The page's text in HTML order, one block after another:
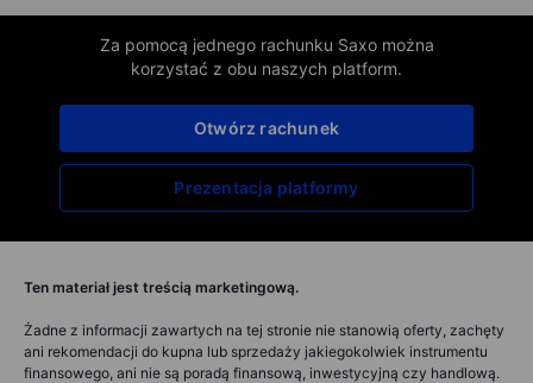
Za pomocą jednego rachunku Saxo można
korzystać z obu naszych platform.
Prezentacja platformy
Otwórz rachunek
Ten materiał jest treścią marketingową.
Żadne z informacji zawartych na tej stronie nie stanowią oferty, zachęty
ani rekomendacji do kupna lub sprzedaży jakiegokolwiek instrumentu
finansowego, ani nie są poradą finansową, inwestycyjną czy handlową.